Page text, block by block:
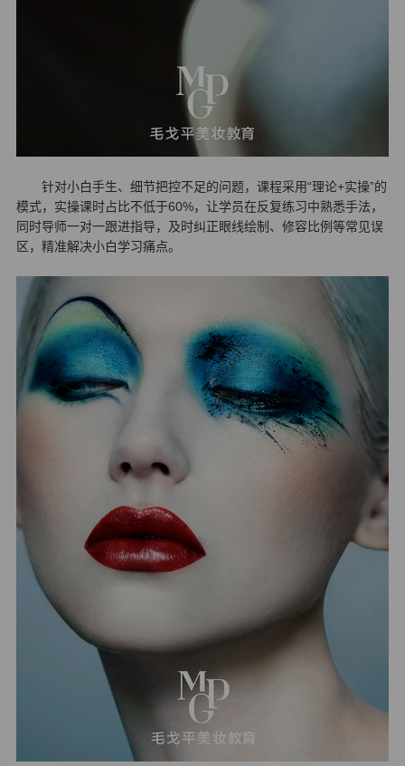
针对小白手生、细节把控不足的问题，课程采用“理论+实操”的
模式，实操课时占比不低于60%，让学员在反复练习中熟悉手法，
同时导师一对一跟进指导，及时纠正眼线绘制、修容比例等常见误
区，精准解决小白学习痛点。